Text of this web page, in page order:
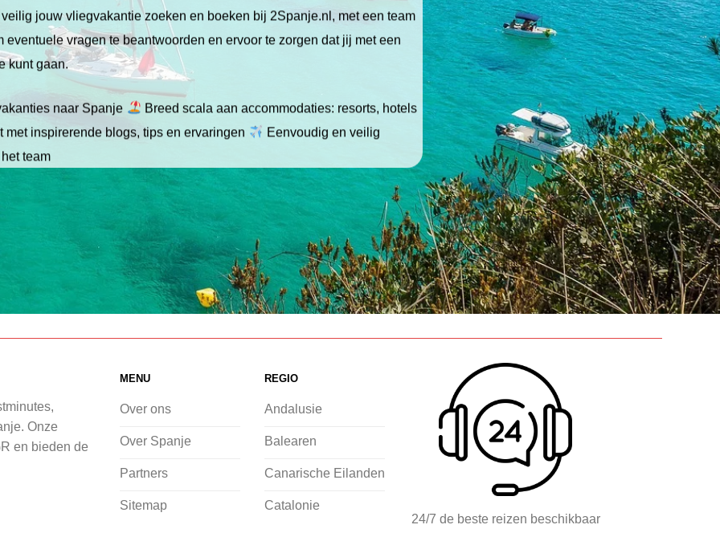
jouw vliegvakantie zoeken en boeken bij 2Spanje.nl, met een team
eventuele vragen te beantwoorden en ervoor te zorgen dat jij met een
kunt gaan.
naar Spanje
Breed scala aan accommodaties: resorts, hotels
met inspirerende blogs, tips en ervaringen
Eenvoudig en veilig
team
Onze
en bieden de
MENU
Over ons
Over Spanje
Partners
Sitemap
REGIO
Andalusie
Balearen
Canarische Eilanden
Catalonie
24/7 de beste reizen beschikbaar